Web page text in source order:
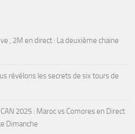
, 2M en direct : La deuxième chaine
révélons les secrets de six tours de
CAN 2025 : Maroc vs Comores en Direct
Dimanche